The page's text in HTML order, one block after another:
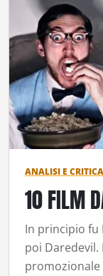
ANALISI E
10 FILM
In principio fu
poi Daredevil.
promozionale